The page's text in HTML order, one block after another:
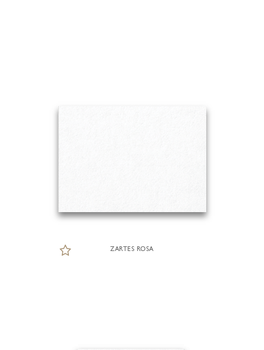
ZARTES ROSA